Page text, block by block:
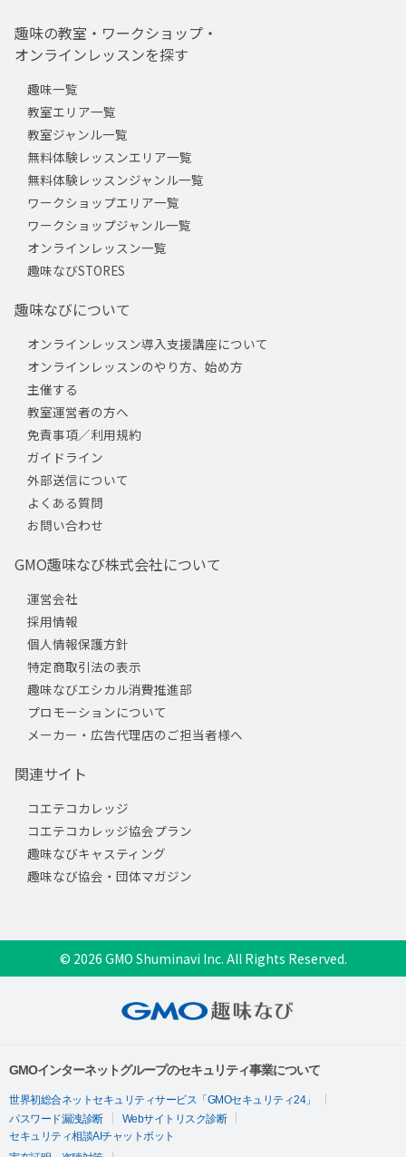
趣味の教室・ワークショップ・
オンラインレッスンを探す
趣味一覧
教室エリア一覧
教室ジャンル一覧
無料体験レッスンエリア一覧
無料体験レッスンジャンル一覧
ワークショップエリア一覧
ワークショップジャンル一覧
オンラインレッスン一覧
趣味なびSTORES
趣味なびについて
オンラインレッスン導入支援講座について
オンラインレッスンのやり方、始め方
主催する
教室運営者の方へ
免責事項／利用規約
ガイドライン
外部送信について
よくある質問
お問い合わせ
GMO趣味なび株式会社について
運営会社
採用情報
個人情報保護方針
特定商取引法の表示
趣味なびエシカル消費推進部
プロモーションについて
メーカー・広告代理店のご担当者様へ
関連サイト
コエテコカレッジ
コエテコカレッジ協会プラン
趣味なびキャスティング
趣味なび協会・団体マガジン
© 2026 GMO Shuminavi Inc. All Rights Reserved.